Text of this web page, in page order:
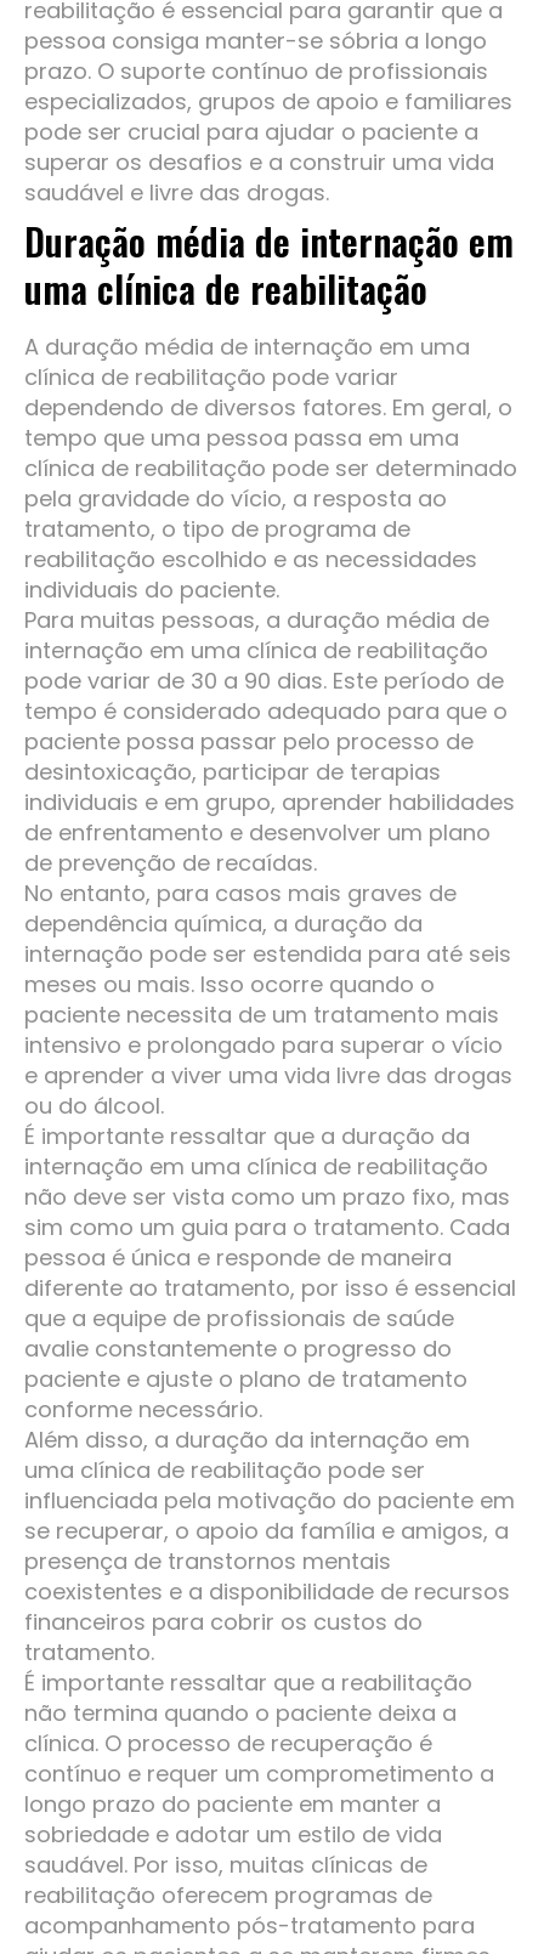
reabilitação é essencial para garantir que a
pessoa consiga manter-se sóbria a longo
prazo. O suporte contínuo de profissionais
especializados, grupos de apoio e familiares
pode ser crucial para ajudar o paciente a
superar os desafios e a construir uma vida
saudável e livre das drogas.
Duração média de internação em
uma clínica de reabilitação
A duração média de internação em uma
clínica de reabilitação pode variar
dependendo de diversos fatores. Em geral, o
tempo que uma pessoa passa em uma
clínica de reabilitação pode ser determinado
pela gravidade do vício, a resposta ao
tratamento, o tipo de programa de
reabilitação escolhido e as necessidades
individuais do paciente.
Para muitas pessoas, a duração média de
internação em uma clínica de reabilitação
pode variar de 30 a 90 dias. Este período de
tempo é considerado adequado para que o
paciente possa passar pelo processo de
desintoxicação, participar de terapias
individuais e em grupo, aprender habilidades
de enfrentamento e desenvolver um plano
de prevenção de recaídas.
No entanto, para casos mais graves de
dependência química, a duração da
internação pode ser estendida para até seis
meses ou mais. Isso ocorre quando o
paciente necessita de um tratamento mais
intensivo e prolongado para superar o vício
e aprender a viver uma vida livre das drogas
ou do álcool.
É importante ressaltar que a duração da
internação em uma clínica de reabilitação
não deve ser vista como um prazo fixo, mas
sim como um guia para o tratamento. Cada
pessoa é única e responde de maneira
diferente ao tratamento, por isso é essencial
que a equipe de profissionais de saúde
avalie constantemente o progresso do
paciente e ajuste o plano de tratamento
conforme necessário.
Além disso, a duração da internação em
uma clínica de reabilitação pode ser
influenciada pela motivação do paciente em
se recuperar, o apoio da família e amigos, a
presença de transtornos mentais
coexistentes e a disponibilidade de recursos
financeiros para cobrir os custos do
tratamento.
É importante ressaltar que a reabilitação
não termina quando o paciente deixa a
clínica. O processo de recuperação é
contínuo e requer um comprometimento a
longo prazo do paciente em manter a
sobriedade e adotar um estilo de vida
saudável. Por isso, muitas clínicas de
reabilitação oferecem programas de
acompanhamento pós-tratamento para